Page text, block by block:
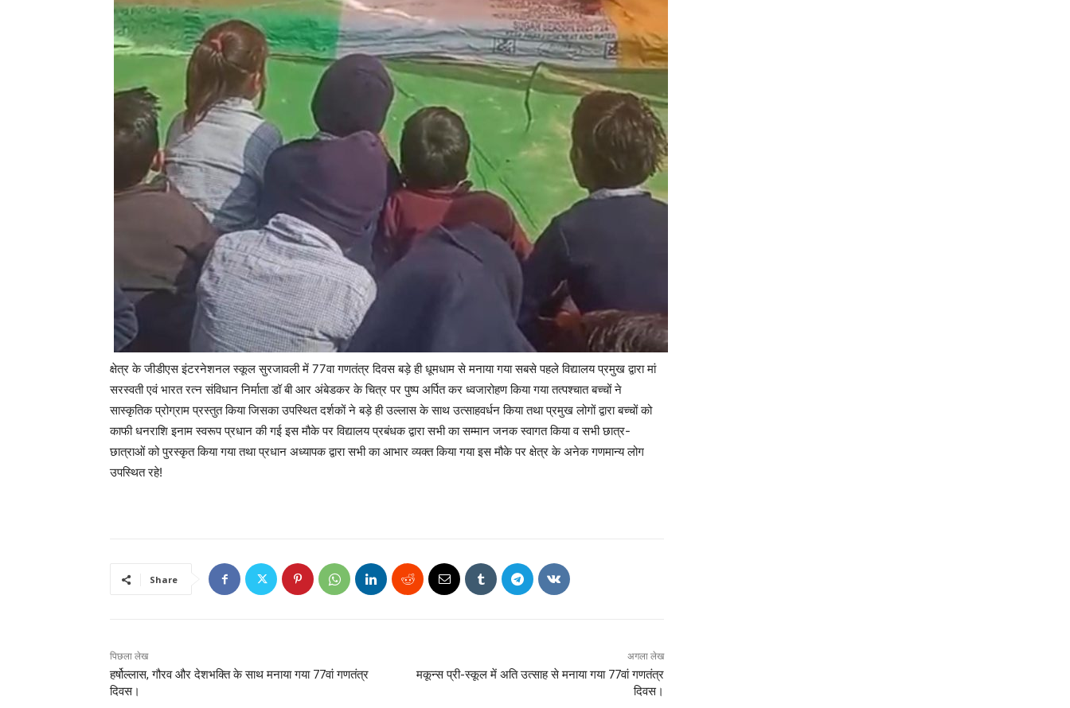
क्षेत्र के जीडीएस इंटरनेशनल स्कूल सुरजावली में 77वा गणतंत्र दिवस बड़े ही धूमधाम से मनाया गया सबसे पहले विद्यालय प्रमुख द्वारा मां
सरस्वती एवं भारत रत्न संविधान निर्माता डॉ बी आर अंबेडकर के चित्र पर पुष्प अर्पित कर ध्वजारोहण किया गया तत्पश्चात बच्चों ने
सास्कृतिक प्रोग्राम प्रस्तुत किया जिसका उपस्थित दर्शकों ने बड़े ही उल्लास के साथ उत्साहवर्धन किया तथा प्रमुख लोगों द्वारा बच्चों को
काफी धनराशि इनाम स्वरूप प्रधान की गई इस मौके पर विद्यालय प्रबंधक द्वारा सभी का सम्मान जनक स्वागत किया व सभी छात्र-
छात्राओं को पुरस्कृत किया गया तथा प्रधान अध्यापक द्वारा सभी का आभार व्यक्त किया गया इस मौके पर क्षेत्र के अनेक गणमान्य लोग
उपस्थित रहे!
Share
पिछला लेख
हर्षोल्लास, गौरव और देशभक्ति के साथ मनाया गया 77वां गणतंत्र
दिवस।
अगला लेख
मकून्स प्री-स्कूल में अति उत्साह से मनाया गया 77वां गणतंत्र
दिवस।